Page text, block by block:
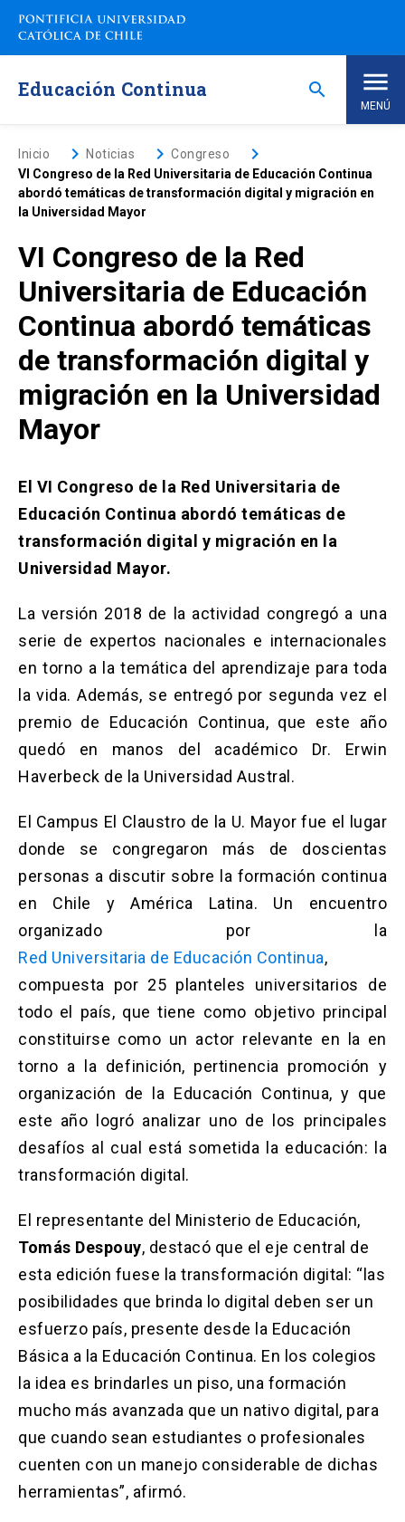
Saltar
contenido
Educación Continua search
MENÚ
Inicio
Nosotros
Programas de Estudio
Programas Corporativos
Noticias
Solicitud Certificados keyboard_arrow_right
(El
en
nueva
pestaña)
se
abre
en
una
nueva
enlace
se
en
nueva
pestaña)
ACCESOS UC
enlace
se
en
una
pestaña)
enlace
se
abre
en
una
nueva
pestaña)
Correo launch
(El
enlace
se
abre
en
nueva
pestaña)
Inicio keyboard_arrow_rightNoticias keyboard_arrow_rightCongreso keyboard_arrow_right
VI Congreso de la Red Universitaria de Educación Continua
abordó temáticas de transformación digital y migración en
la Universidad Mayor
VI Congreso de la Red
Universitaria de Educación
Continua abordó temáticas
de transformación digital y
migración en la Universidad
Mayor
El VI Congreso de la Red Universitaria de
Educación Continua abordó temáticas de
transformación digital y migración en la
Universidad Mayor.
La versión 2018 de la actividad congregó a una
serie de expertos nacionales e internacionales
en torno a la temática del aprendizaje para toda
la vida. Además, se entregó por segunda vez el
premio de Educación Continua, que este año
quedó en manos del académico Dr. Erwin
Haverbeck de la Universidad Austral.
El Campus El Claustro de la U. Mayor fue el lugar
donde se congregaron más de doscientas
personas a discutir sobre la formación continua
en Chile y América Latina. Un encuentro
organizado por la
Red Universitaria de Educación Continua,
compuesta por 25 planteles universitarios de
todo el país, que tiene como objetivo principal
constituirse como un actor relevante en la en
torno a la definición, pertinencia promoción y
organización de la Educación Continua, y que
este año logró analizar uno de los principales
desafíos al cual está sometida la educación: la
transformación digital.
El representante del Ministerio de Educación,
Tomás Despouy, destacó que el eje central de
esta edición fuese la transformación digital: “las
posibilidades que brinda lo digital deben ser un
esfuerzo país, presente desde la Educación
Básica a la Educación Continua. En los colegios
la idea es brindarles un piso, una formación
mucho más avanzada que un nativo digital, para
que cuando sean estudiantes o profesionales
cuenten con un manejo considerable de dichas
herramientas”, afirmó.